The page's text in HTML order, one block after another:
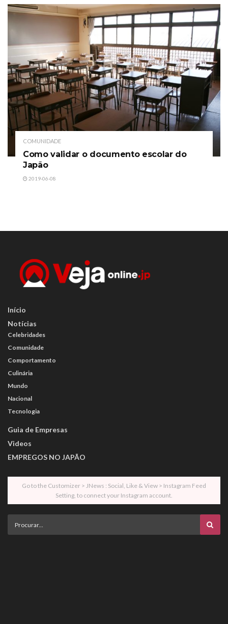
COMUNIDADE
Como validar o documento escolar do
Japão
2019-06-08
Início
Notícias
Celebridades
Comunidade
Comportamento
Culinária
Mundo
Nacional
Tecnologia
Guia de Empresas
Videos
EMPREGOS NO JAPÃO
Go to the Customizer > JNews : Social, Like & View > Instagram Feed
Setting, to connect your Instagram account.